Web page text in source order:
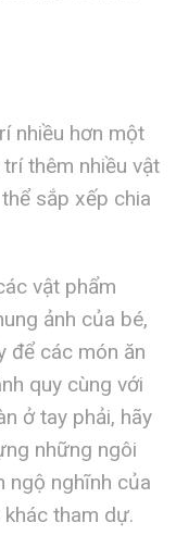
nhiều hơn một
thêm nhiều vật
sắp xếp chia
vật phẩm
ảnh của bé,
để các món ăn
quy cùng với
ở tay phải, hãy
những ngôi
ngộ nghĩnh của
tham dự.